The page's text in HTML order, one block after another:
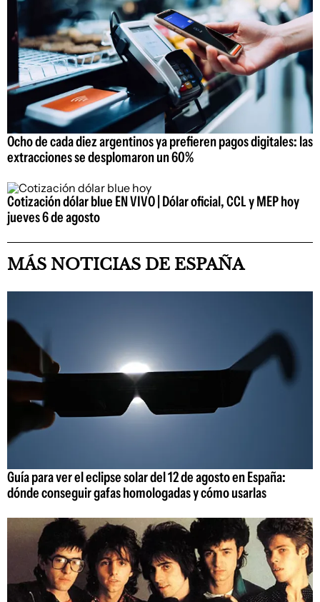
Ocho de cada diez argentinos ya prefieren pagos digitales: las
extracciones se desplomaron un 60%
Cotización dólar blue EN VIVO | Dólar oficial, CCL y MEP hoy
jueves 6 de agosto
MÁS NOTICIAS DE ESPAÑA
Guía para ver el eclipse solar del 12 de agosto en España:
dónde conseguir gafas homologadas y cómo usarlas